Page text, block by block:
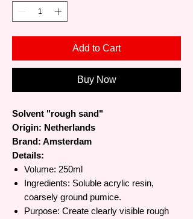
Add to Cart
Buy Now
Solvent "rough sand"
Origin: Netherlands
Brand: Amsterdam
Details:
Volume: 250ml
Ingredients: Soluble acrylic resin,
coarsely ground pumice.
Purpose: Create clearly visible rough